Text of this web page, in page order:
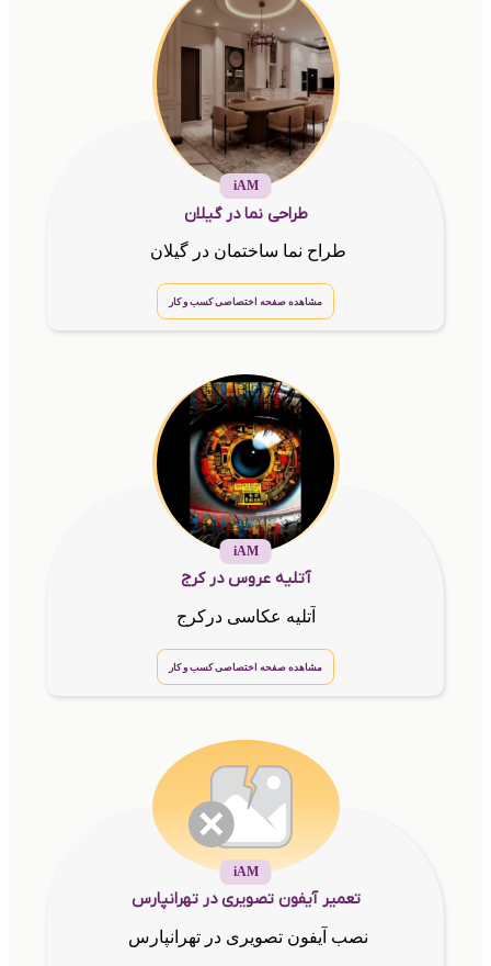
iAM
طراحی نما در گیلان
طراح نما ساختمان در گیلان
مشاهده صفحه اختصاصی کسب و کار
iAM
آتلیه عروس در کرج
آتلیه عکاسی در‌کرج
مشاهده صفحه اختصاصی کسب و کار
iAM
تعمیر آیفون تصویری در تهرانپارس
نصب آیفون تصویری در تهرانپارس